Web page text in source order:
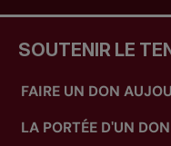
SOUTENIR LE
FAIRE UN DON
LA PORTÉE D'UN DON